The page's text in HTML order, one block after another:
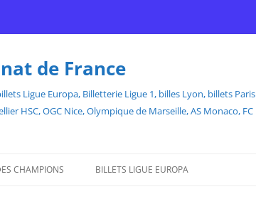
de France
Ligue Europa, Billetterie Ligue 1, billes Lyon, billets Paris
HSC, OGC Nice, Olympique de Marseille, AS Monaco, FC
CHAMPIONS BILLETS LIGUE EUROPA